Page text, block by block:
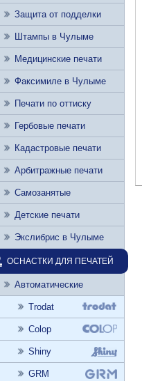
Защита от подделки
Штампы в Чулыме
Медицинские печати
Факсимиле в Чулыме
Печати по оттиску
Гербовые печати
Кадастровые печати
Арбитражные печати
Самозанятые
Детские печати
Экслибрис в Чулыме
ОСНАСТКИ ДЛЯ ПЕЧАТЕЙ
Автоматические
Trodat
Colop
Shiny
GRM